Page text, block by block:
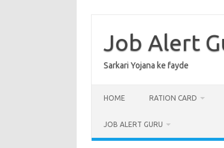
content
Job Alert
Sarkari Yojana ke fayde
HOME RATION CARD
JOB ALERT GURU